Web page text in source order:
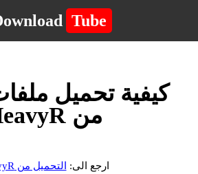
Tube
كيفية تحميل
من HeavyR
ارجع الى: التحميل من HeavyR